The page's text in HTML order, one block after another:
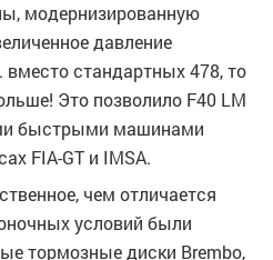
модернизированную
давление
стандартных 478, то
Это позволило F40 LM
быстрыми машинами
FIA-GT и IMSA.
чем отличается
условий были
тормозные диски Brembo,